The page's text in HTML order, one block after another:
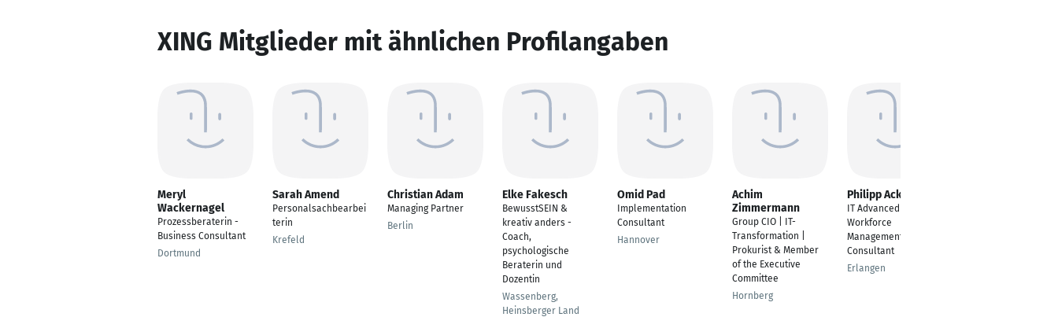
XING Mitglieder mit ähnlichen Profilangaben
Meryl
Wackernagel
Prozessberaterin -
Business Consultant
Dortmund
Sarah Amend
Personalsachbearbei
terin
Krefeld
Christian Adam
Managing Partner
Berlin
Elke Fakesch
BewusstSEIN &
kreativ anders -
Coach,
psychologische
Beraterin und
Dozentin
Wassenberg,
Heinsberger Land
Omid Pad
Implementation
Consultant
Hannover
Achim
Zimmermann
Group CIO | IT-
Transformation |
Prokurist & Member
of the Executive
Committee
Hornberg
Philipp Ackermann
IT Advanced
Workforce
Management
Consultant
Erlangen